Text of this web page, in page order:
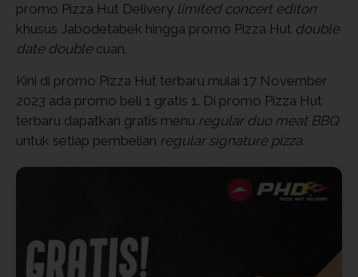
promo Pizza Hut Delivery limited concert editon
khusus Jabodetabek hingga promo Pizza Hut double
date doublecuan.
Kini di promo Pizza Hut terbaru mulai 17 November
2023 ada promo beli 1 gratis 1. Di promo Pizza Hut
terbaru dapatkan gratis menu regular duo meat BBQ
untuk setiap pembelian regular signature pizza.